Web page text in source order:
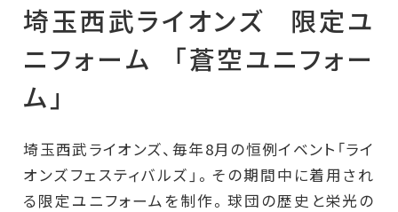
埼玉西武ライオンズ 限定ユ
ニフォーム 「蒼空ユニフォー
ム 」
埼玉西武ライオンズ、毎年8月の恒例イベント「ライ
オンズフェスティバルズ」。その期間中に着用され
る限定ユニフォームを制作。球団の歴史と栄光の